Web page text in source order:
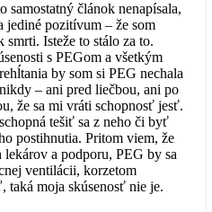
samostatný článok nenapísala,
jediné pozitívum – že som
Isteže to stálo za to.
s PEGom a všetkým
by som si PEG nechala
– ani pred liečbou, ani po
že sa mi vráti schopnosť jesť.
tešiť sa z neho či byť
postihnutia. Pritom viem, že
lekárov a podporu, PEG by sa
ventilácii, korzetom
moja skúsenosť nie je.